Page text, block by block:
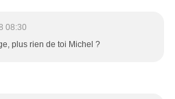
08:30
plus rien de toi Michel ?